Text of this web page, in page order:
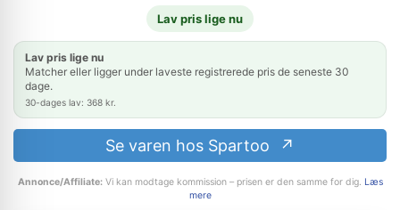
Lav pris lige nu
Lav pris lige nu
Matcher eller ligger under laveste registrerede pris de seneste 30
dage.
30-dages lav: 368 kr.
Se varen hos Spartoo
Annonce/Affiliate:Vi kan modtage kommission – prisen er den samme for dig. Læs
mere